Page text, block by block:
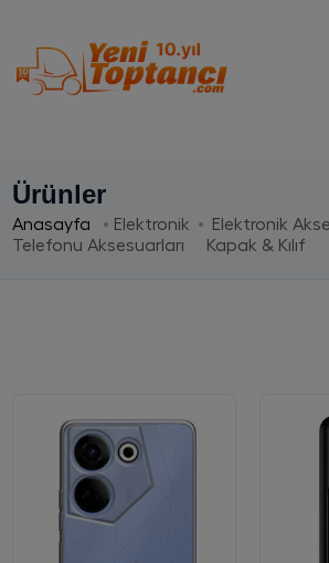
Ürünler
Anasayfa Elektronik Elektronik
Telefonu Aksesuarları
Kapak & Kılıf